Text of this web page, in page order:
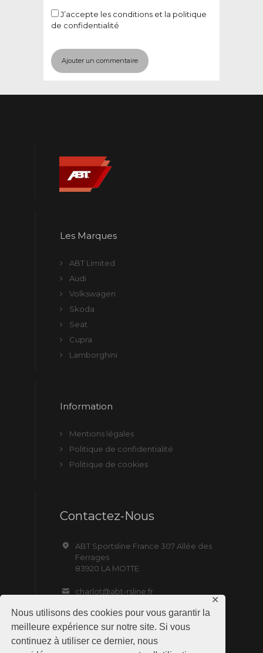
Nous utilisons des cookies pour vous garantir la
meilleure expérience sur notre site. Si vous
continuez à utiliser ce dernier, nous
✕
J’accepte les conditions et la politique
de confidentialité
Les Marques
ABT Limited
Audi
Volkswagen
Skoda
Seat
Cupra
Lamborghini
Information
Mentions légales
Politique de confidentialité
Politique de cookies
Contactez-Nous
ABT Sportsline France 307 Allée des
Ferrages
83920 LA MOTTE
charlot@abt-rsline.fr